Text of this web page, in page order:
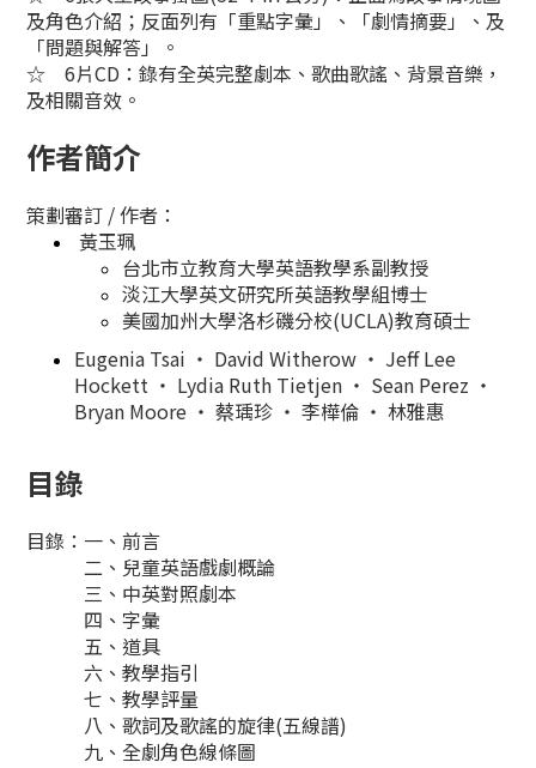
及角色介紹；反面列有「重點字彙」、「劇情摘要」、及
「問題與解答」。
☆ 6片CD：錄有全英完整劇本、歌曲歌謠、背景音樂，
及相關音效。
作者簡介
策劃審訂 / 作者：
黃玉珮
台北市立教育大學英語教學系副教授
淡江大學英文研究所英語教學組博士
美國加州大學洛杉磯分校(UCLA)教育碩士
Eugenia Tsai ‧ David Witherow ‧ Jeff Lee
Hockett ‧ Lydia Ruth Tietjen ‧ Sean Perez ‧
Bryan Moore ‧ 蔡瑀珍 ‧ 李樺倫 ‧ 林雅惠
目錄
目錄：一、前言
二、兒童英語戲劇概論
三、中英對照劇本
四、字彙
五、道具
六、教學指引
七、教學評量
八、歌詞及歌謠的旋律(五線譜)
九、全劇角色線條圖